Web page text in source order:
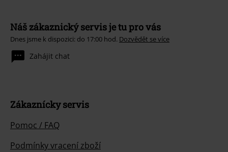
Náš zákaznický servis je tu pro vás
Dnes jsme k dispozici: do 17:00 hod. Dozvědět se více
Zahájit chat
Zákaznícky servis
Pomoc / FAQ
Podmínky vracení zboží